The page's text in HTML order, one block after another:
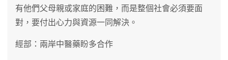
有他們父母親或家庭的困難，而是整個社會必須要面
對，要付出心力與資源一同解決。
經部：兩岸中醫藥盼多合作